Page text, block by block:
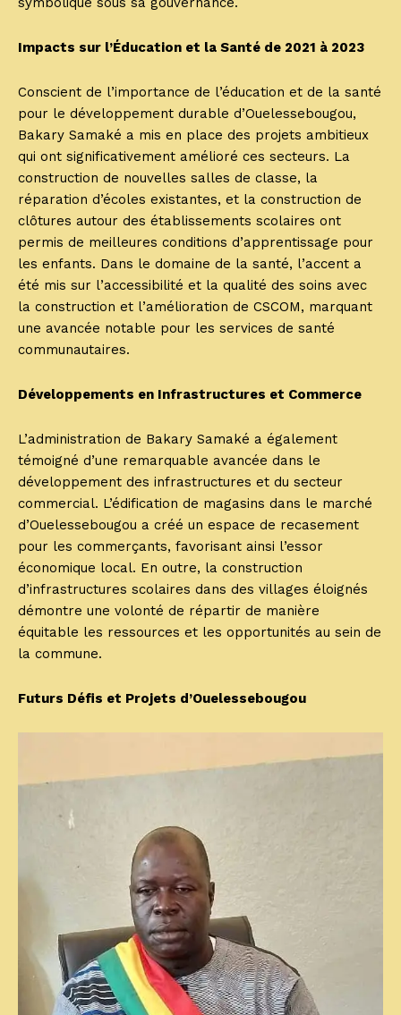
Impacts sur l’Éducation et la Santé de 2021 à 2023
Conscient de l’importance de l’éducation et de la santé
pour le développement durable d’Ouelessebougou,
Bakary Samaké a mis en place des projets ambitieux
qui ont significativement amélioré ces secteurs. La
construction de nouvelles salles de classe, la
réparation d’écoles existantes, et la construction de
clôtures autour des établissements scolaires ont
permis de meilleures conditions d’apprentissage pour
les enfants. Dans le domaine de la santé, l’accent a
été mis sur l’accessibilité et la qualité des soins avec
la construction et l’amélioration de CSCOM, marquant
une avancée notable pour les services de santé
communautaires.
Développements en Infrastructures et Commerce
L’administration de Bakary Samaké a également
témoigné d’une remarquable avancée dans le
développement des infrastructures et du secteur
commercial. L’édification de magasins dans le marché
d’Ouelessebougou a créé un espace de recasement
pour les commerçants, favorisant ainsi l’essor
économique local. En outre, la construction
d’infrastructures scolaires dans des villages éloignés
démontre une volonté de répartir de manière
équitable les ressources et les opportunités au sein de
la commune.
Futurs Défis et Projets d’Ouelessebougou